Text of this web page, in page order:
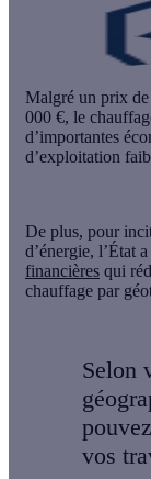
Malgré un prix de
000 €, le
d’importantes
d’exploitation
De plus, pour
d’énergie, l’État
financières qui
chauffage par
Selon
vos